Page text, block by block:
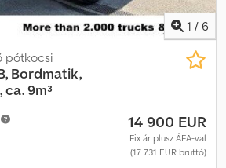
1 / 6
pótkocsi
Bordmatik,
9m³
14 900 EUR
Fix ár plusz ÁFA-val
(17 731 EUR bruttó)